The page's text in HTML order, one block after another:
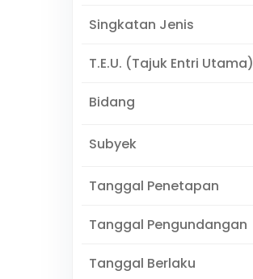
Singkatan Jenis
T.E.U. (Tajuk Entri Utama)
Bidang
Subyek
Tanggal Penetapan
Tanggal Pengundangan
Tanggal Berlaku